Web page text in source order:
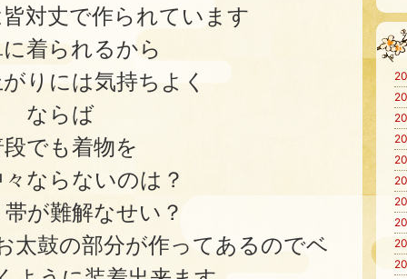
対丈で作られています
着られるから
りには気持ちよく
ならば
でも着物を
ならないのは？
が難解なせい？
太鼓の部分が作ってあるのでベ